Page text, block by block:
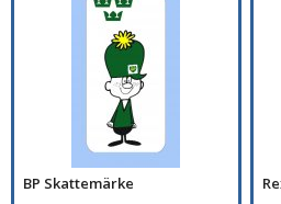
BP Skattemärke